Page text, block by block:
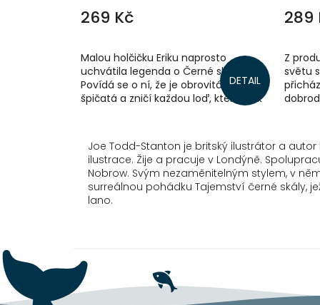
269 Kč
DETAIL
Malou holčičku Eriku naprosto
uchvátila legenda o Černé skále.
Povídá se o ní, že je obrovitá, temná,
špičatá a zničí každou loď, která se k
289
Z
světu
Joe Todd-Stanton je britský ilustrátor a autor
ilustrace. Žije a pracuje v Londýně.
Nobrow. Svým nezaměnitelným stylem, v
surreálnou pohádku Tajemství černé skály,
lano.